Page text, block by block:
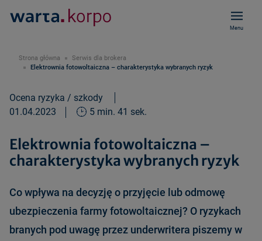
Menu
Strona główna
Serwis dla brokera
Elektrownia fotowoltaiczna – charakterystyka wybranych ryzyk
Ocena ryzyka / szkody
01.04.2023
5 min. 41 sek.
Elektrownia fotowoltaiczna –
charakterystyka wybranych ryzyk
Co wpływa na decyzję o przyjęcie lub odmowę
ubezpieczenia farmy fotowoltaicznej? O ryzykach
branych pod uwagę przez underwritera piszemy w